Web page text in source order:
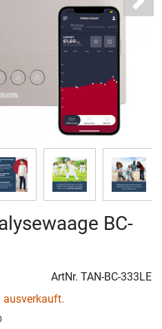
Next
BC-
ArtNr. TAN-BC-333LE
ausverkauft.